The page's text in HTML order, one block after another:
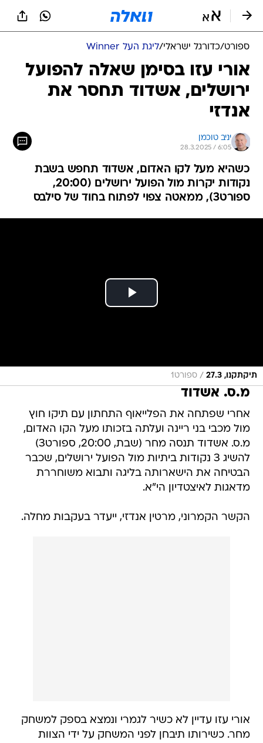
ספורט/כדורגל ישראלי/ליגת העל Winner
אורי עזו בסימן שאלה להפועל
ירושלים, אשדוד תחסר את
אנדזי
יניב טוכמן
28.3.2025 / 6:05
כשהיא מעל לקו האדום, אשדוד תחפש בשבת
נקודות יקרות מול הפועל ירושלים (20:00,
ספורט3), ממאטה צפוי לפתוח בחוד של סילבס
תיקתקנו, 27.3 / ספורט1
מ.ס. אשדוד
אחרי שפתחה את הפלייאוף התחתון עם תיקו חוץ
מול מכבי בני ריינה ועלתה בזכותו מעל הקו האדום,
מ.ס. אשדוד תנסה מחר (שבת, 20:00, ספורט3)
להשיג 3 נקודות ביתיות מול הפועל ירושלים, שכבר
הבטיחה את הישארותה בליגה ותבוא משוחררת
מדאגות לאיצטדיון הי"א.
הקשר הקמרוני, מרטין אנדזי, ייעדר בעקבות מחלה.
אורי עזו עדיין לא כשיר לגמרי ונמצא בספק למשחק
מחר. כשירותו תיבחן לפני המשחק על ידי הצוות